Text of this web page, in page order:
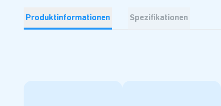
Produktinformationen Spezifikationen